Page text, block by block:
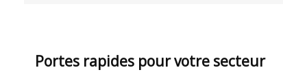
Portes rapides pour votre secteur